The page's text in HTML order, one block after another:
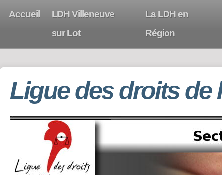
Accueil
LDH Villeneuve
sur Lot
La LDH en
Région
Ligue des droits de